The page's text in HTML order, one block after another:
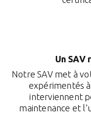
Un
Notre SAV met à
expérimentés
interviennent
maintenance et